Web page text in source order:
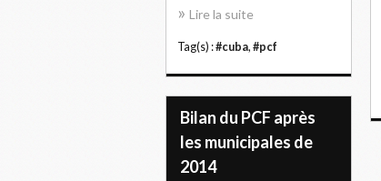
Lire la suite
Tag(s) :#cuba, #pcf
Bilan du PCF après
les municipales de
2014